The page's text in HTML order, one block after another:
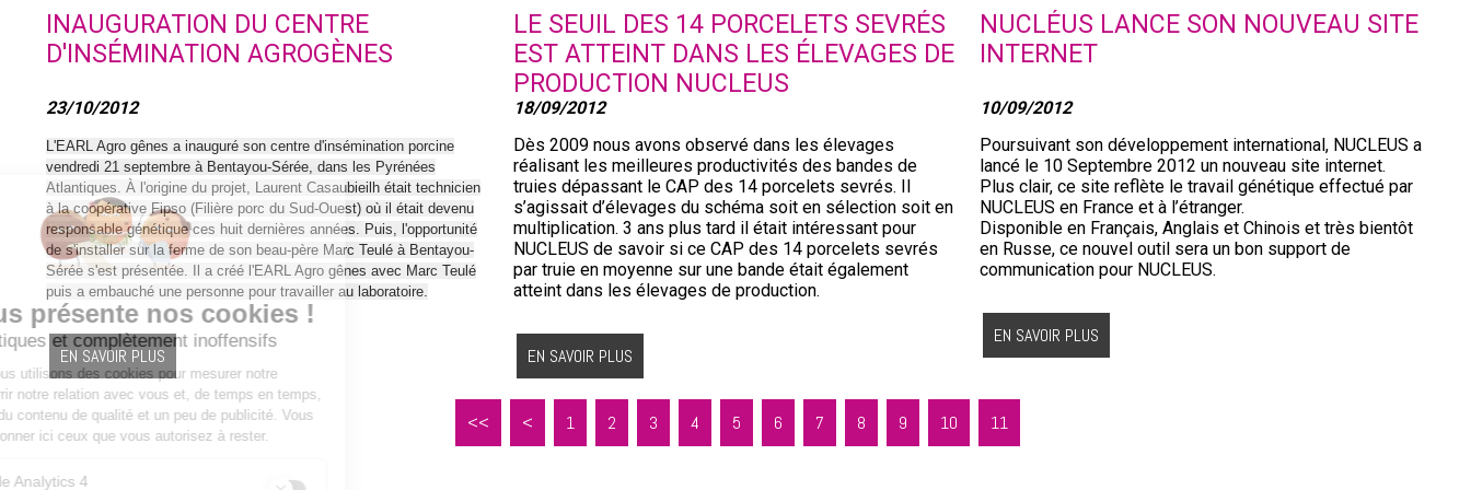
INAUGURATION DU CENTRE
D'INSÉMINATION AGROGÈNES
23/10/2012
L'EARL Agro gênes a inauguré son centre d'insémination porcine
vendredi 21 septembre à Bentayou-Sérée, dans les Pyrénées
Atlantiques. À l'origine du projet, Laurent Casaubieilh était technicien
à la coopérative Fipso (Filière porc du Sud-Ouest) où il était devenu
responsable génétique ces huit dernières années. Puis, l'opportunité
de s'installer sur la ferme de son beau-père Marc Teulé à Bentayou-
Sérée s'est présentée. Il a créé l'EARL Agro gênes avec Marc Teulé
puis a embauché une personne pour travailler au laboratoire.
EN SAVOIR PLUS
LE SEUIL DES 14 PORCELETS SEVRÉS
EST ATTEINT DANS LES ÉLEVAGES DE
PRODUCTION NUCLEUS
18/09/2012
Dès 2009 nous avons observé dans les élevages
réalisant les meilleures productivités des bandes de
truies dépassant le CAP des 14 porcelets sevrés. Il
s’agissait d’élevages du schéma soit en sélection soit en
multiplication. 3 ans plus tard il était intéressant pour
NUCLEUS de savoir si ce CAP des 14 porcelets sevrés
par truie en moyenne sur une bande était également
atteint dans les élevages de production.
EN SAVOIR PLUS
NUCLÉUS LANCE SON NOUVEAU SITE
INTERNET
10/09/2012
Poursuivant son développement international, NUCLEUS a
lancé le 10 Septembre 2012 un nouveau site internet.
Plus clair, ce site reflète le travail génétique effectué par
NUCLEUS en France et à l’étranger.
Disponible en Français, Anglais et Chinois et très bientôt
en Russe, ce nouvel outil sera un bon support de
communication pour NUCLEUS.
EN SAVOIR PLUS
<< < 1 2 3 4 5 6 7 8 9 10 11